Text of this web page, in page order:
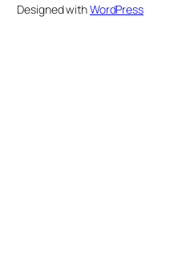
Designed withWordPress